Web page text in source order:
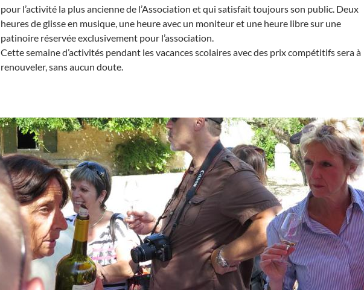
pour l’activité la plus ancienne de l’Association et qui satisfait toujours son public. Deux
heures de glisse en musique, une heure avec un moniteur et une heure libre sur une
patinoire réservée exclusivement pour l’association.
Cette semaine d’activités pendant les vacances scolaires avec des prix compétitifs sera à
renouveler, sans aucun doute.